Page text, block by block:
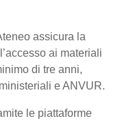
assicura la
ai materiali
di tre anni,
e ANVUR.
le piattaforme